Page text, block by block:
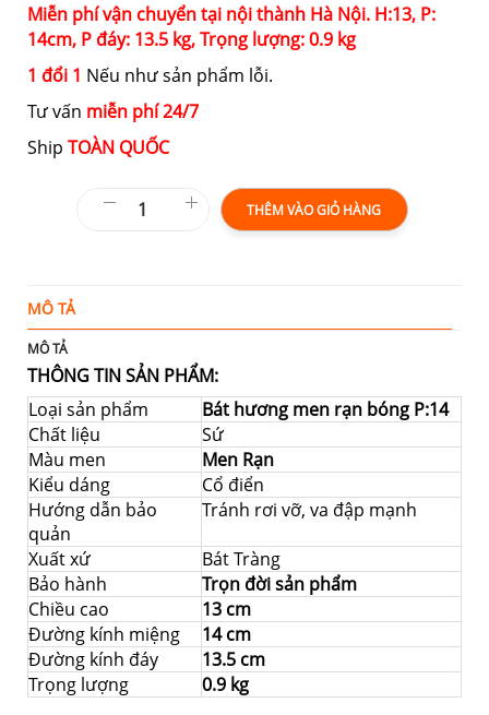
Miễn phí vận chuyển tại nội thành Hà Nội. H:13, P:
14cm, P đáy: 13.5 kg, Trọng lượng: 0.9 kg
1 đổi 1 Nếu như sản phẩm lỗi.
Tư vấn miễn phí 24/7
Ship TOÀN QUỐC
THÊM VÀO GIỎ HÀNG
MÔ TẢ
MÔ TẢ
THÔNG TIN SẢN PHẨM:
Loại sản phẩm
Bát hương men rạn bóng P:14
Chất liệu
Sứ
Màu men
Men Rạn
Kiểu dáng
Cổ điển
Hướng dẫn bảo
quản
Tránh rơi vỡ, va đập mạnh
Xuất xứ
Bát Tràng
Bảo hành
Trọn đời sản phẩm
Chiều cao
13 cm
Đường kính miệng
14 cm
Đường kính đáy
13.5 cm
Trọng lượng
0.9 kg